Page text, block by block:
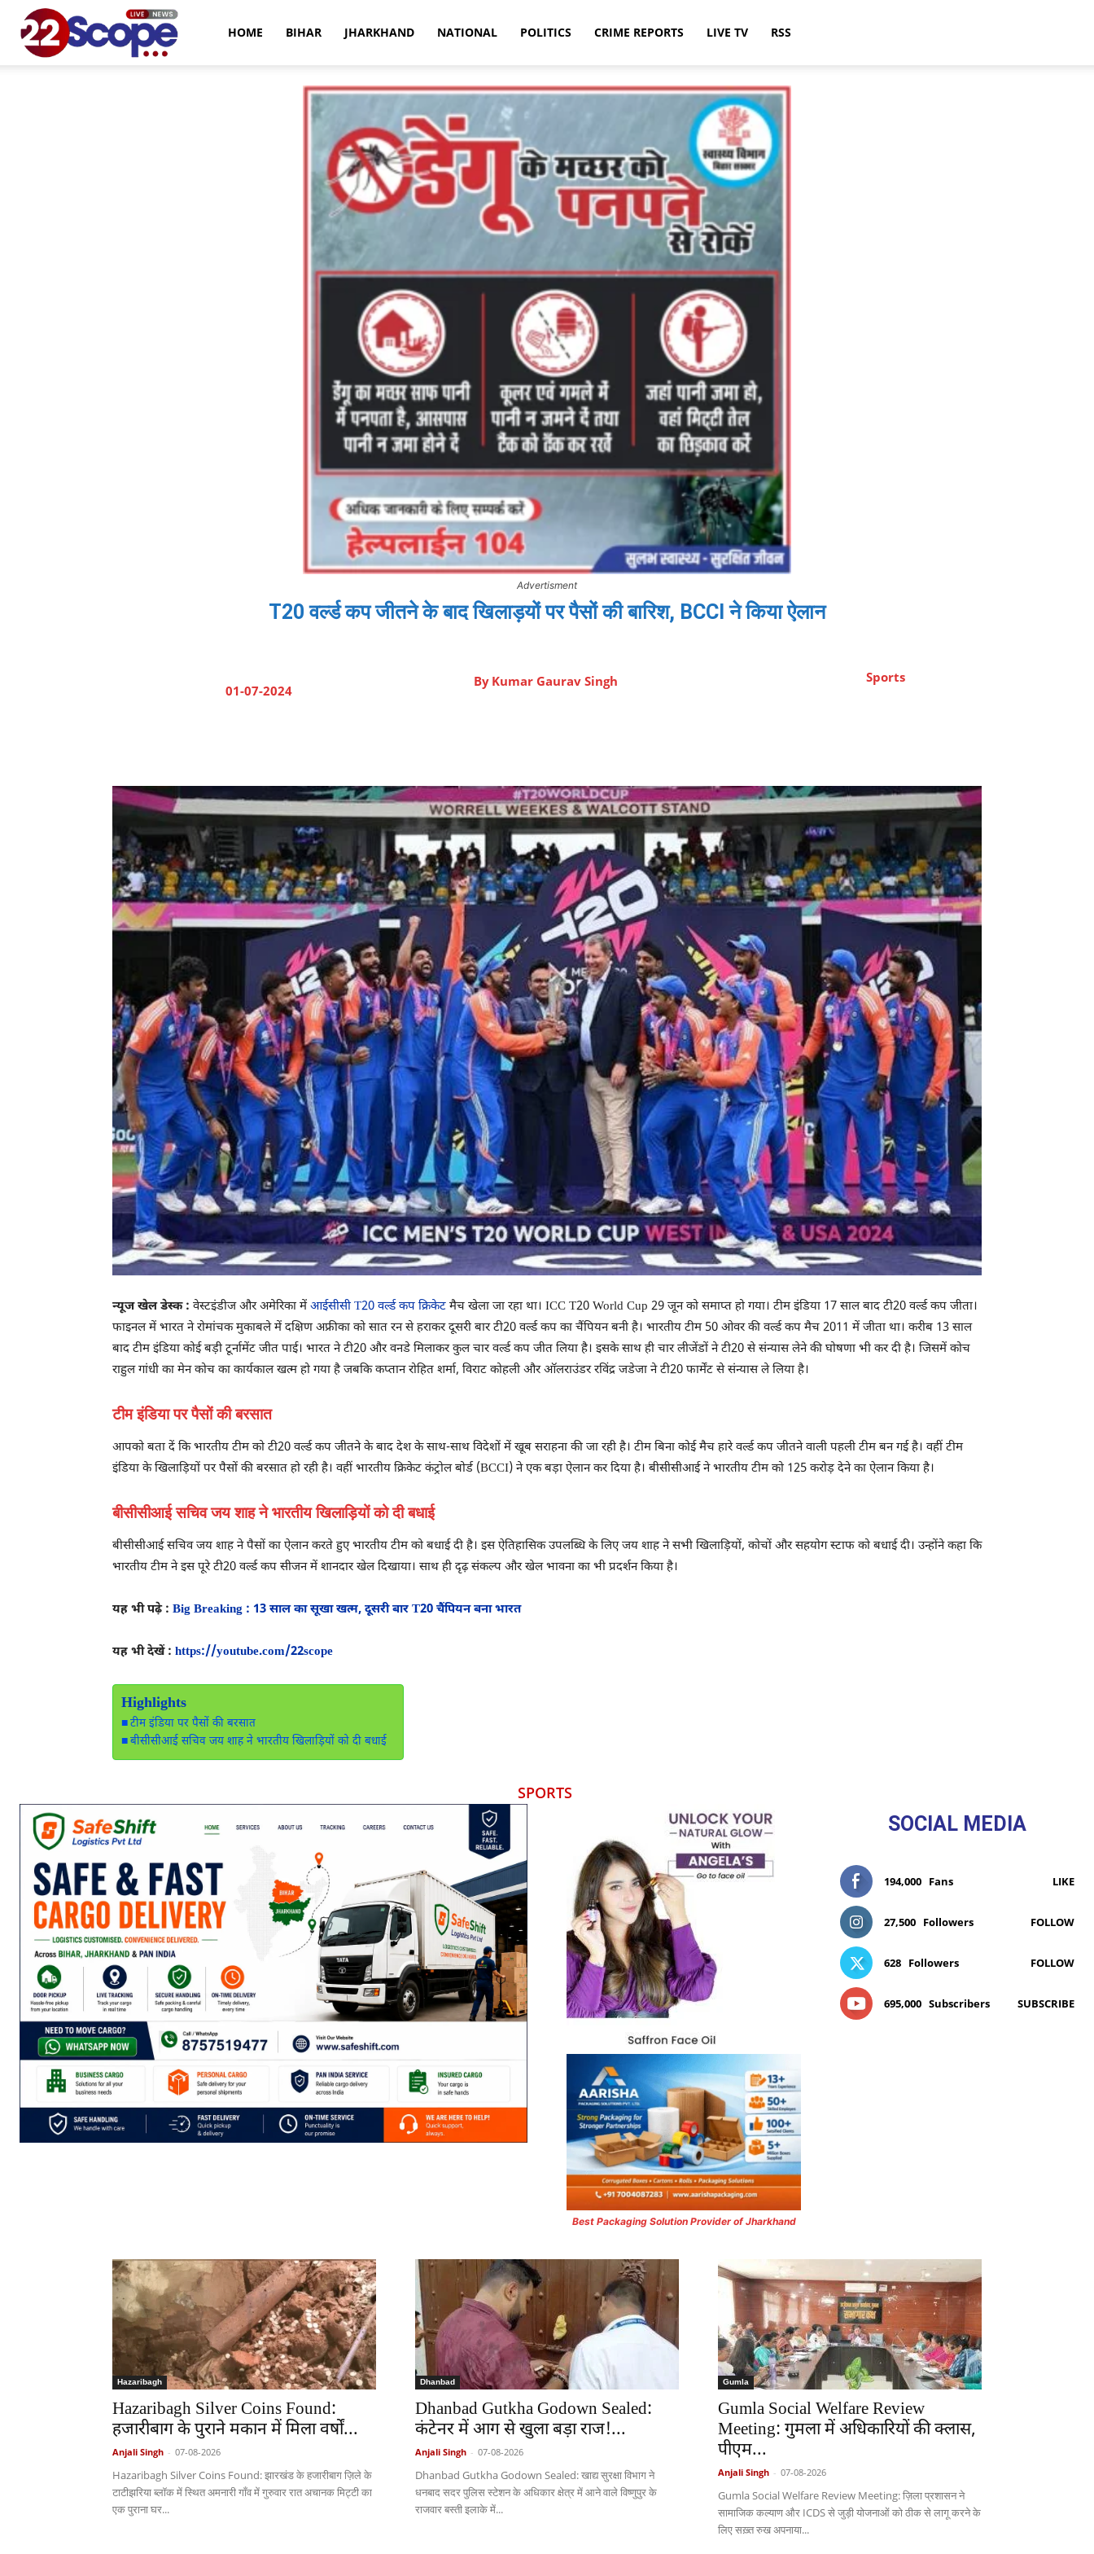
HOME BIHAR JHARKHAND NATIONAL POLITICS CRIME REPORTS LIVE TV RSS
Advertisment
T20 वर्ल्ड कप जीतने के बाद खिलाड़यों पर पैसों की बारिश, BCCI ने किया ऐलान
01-07-2024
By Kumar Gaurav Singh Sports
न्यूज खेल डेस्क : वेस्टइंडीज और अमेरिका मेंआईसीसी T20 वर्ल्ड कप क्रिकेट मैच खेला जा रहा था। ICC T20 World Cup 29 जून को समाप्त हो गया। टीम इंडिया 17 साल बाद टी20 वर्ल्ड कप जीता।
फाइनल में भारत ने रोमांचक मुकाबले में दक्षिण अफ्रीका को सात रन से हराकर दूसरी बार टी20 वर्ल्ड कप का चैंपियन बनी है। भारतीय टीम 50 ओवर की वर्ल्ड कप मैच 2011 में जीता था। करीब 13 साल
बाद टीम इंडिया कोई बड़ी टूर्नामेंट जीत पाई। भारत ने टी20 और वनडे मिलाकर कुल चार वर्ल्ड कप जीत लिया है। इसके साथ ही चार लीजेंडों ने टी20 से संन्यास लेने की घोषणा भी कर दी है। जिसमें कोच
राहुल गांधी का मेन कोच का कार्यकाल खत्म हो गया है जबकि कप्तान रोहित शर्मा, विराट कोहली और ऑलराउंडर रविंद्र जडेजा ने टी20 फार्मेंट से संन्यास ले लिया है।
टीम इंडिया पर पैसों की बरसात
आपको बता दें कि भारतीय टीम को टी20 वर्ल्ड कप जीतने के बाद देश के साथ-साथ विदेशों में खूब सराहना की जा रही है। टीम बिना कोई मैच हारे वर्ल्ड कप जीतने वाली पहली टीम बन गई है। वहीं टीम
इंडिया के खिलाड़ियों पर पैसों की बरसात हो रही है। वहीं भारतीय क्रिकेट कंट्रोल बोर्ड (BCCI) ने एक बड़ा ऐलान कर दिया है। बीसीसीआई ने भारतीय टीम को 125 करोड़ देने का ऐलान किया है।
बीसीसीआई सचिव जय शाह ने भारतीय खिलाड़ियों को दी बधाई
बीसीसीआई सचिव जय शाह ने पैसों का ऐलान करते हुए भारतीय टीम को बधाई दी है। इस ऐतिहासिक उपलब्धि के लिए जय शाह ने सभी खिलाड़ियों, कोचों और सहयोग स्टाफ को बधाई दी। उन्होंने कहा कि
भारतीय टीम ने इस पूरे टी20 वर्ल्ड कप सीजन में शानदार खेल दिखाया। साथ ही दृढ़ संकल्प और खेल भावना का भी प्रदर्शन किया है।
यह भी पढ़े : Big Breaking : 13 साल का सूखा खत्म, दूसरी बार T20 चैंपियन बना भारत
यह भी देखें : https://youtube.com/22scope
Highlights
टीम इंडिया पर पैसों की बरसात
बीसीसीआई सचिव जय शाह ने भारतीय खिलाड़ियों को दी बधाई
SPORTS
Best Packaging Solution Provider of Jharkhand
SOCIAL MEDIA
194,000 Fans LIKE
27,500 Followers FOLLOW
628 Followers FOLLOW
695,000 Subscribers SUBSCRIBE
Hazaribagh
Hazaribagh Silver Coins Found:
हजारीबाग के पुराने मकान में मिला वर्षों...
Anjali Singh - 07-08-2026
Hazaribagh Silver Coins Found: झारखंड के हजारीबाग ज़िले के
टाटीझरिया ब्लॉक में स्थित अमनारी गाँव में गुरुवार रात अचानक मिट्टी का
एक पुराना घर...
Dhanbad
Dhanbad Gutkha Godown Sealed:
कंटेनर में आग से खुला बड़ा राज!...
Anjali Singh - 07-08-2026
Dhanbad Gutkha Godown Sealed: खाद्य सुरक्षा विभाग ने
धनबाद सदर पुलिस स्टेशन के अधिकार क्षेत्र में आने वाले विष्णुपुर के
राजवार बस्ती इलाके में...
Gumla
Gumla Social Welfare Review
Meeting: गुमला में अधिकारियों की क्लास,
पीएम...
Anjali Singh - 07-08-2026
Gumla Social Welfare Review Meeting: ज़िला प्रशासन ने
सामाजिक कल्याण और ICDS से जुड़ी योजनाओं को ठीक से लागू करने के
लिए सख़्त रुख अपनाया...